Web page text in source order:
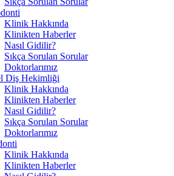
Klinik Hakkında
Klinikten Haberler
Nasıl Gidilir?
Sıkça Sorulan Sorular
Doktorlarımız
Diş Hekimliği
Klinik Hakkında
Klinikten Haberler
Nasıl Gidilir?
Sıkça Sorulan Sorular
Doktorlarımız
Klinik Hakkında
Klinikten Haberler